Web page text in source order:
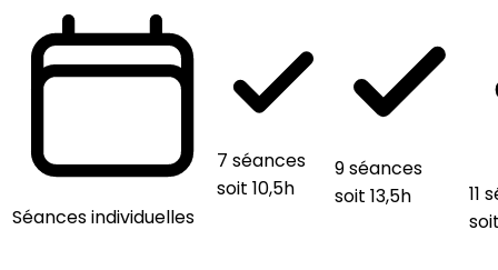
Séances individuelles
7 séances
soit 10,5h
9 séances
soit 13,5h
11